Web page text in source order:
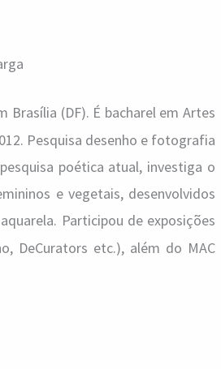
Brasília (DF). É bacharel em Artes
Pesquisa desenho e fotografia
poética atual, investiga o
e vegetais, desenvolvidos
Participou de exposições
DeCurators etc.), além do MAC